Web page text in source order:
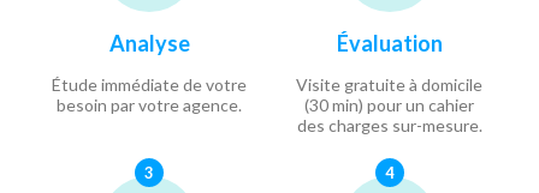
Analyse
Étude immédiate de votre
besoin par votre agence.
Évaluation
Visite gratuite à domicile
(30 min) pour un cahier
des charges sur-mesure.
3 4